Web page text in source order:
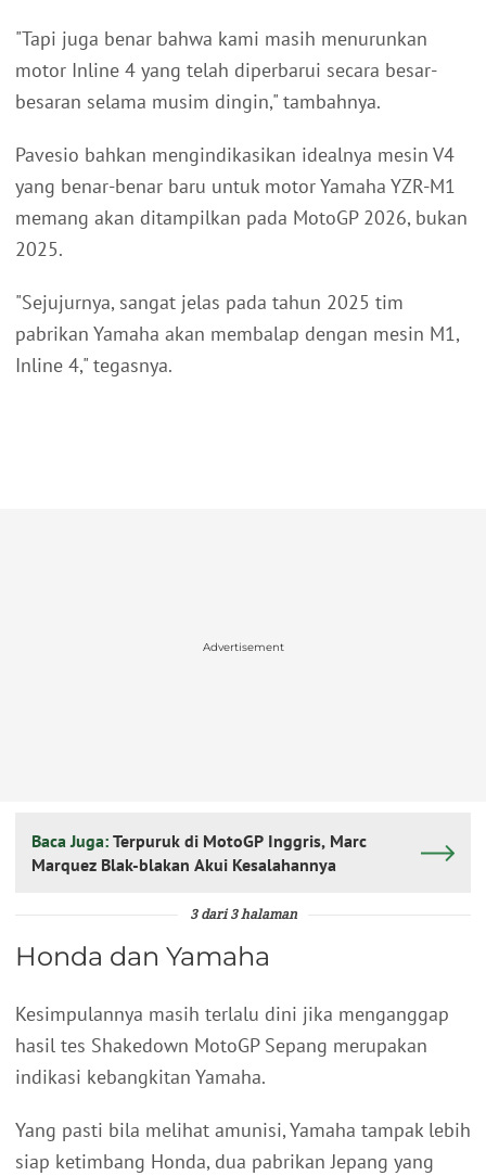
"Tapi juga benar bahwa kami masih menurunkan
motor Inline 4 yang telah diperbarui secara besar-
besaran selama musim dingin," tambahnya.
Pavesio bahkan mengindikasikan idealnya mesin V4
yang benar-benar baru untuk motor Yamaha YZR-M1
memang akan ditampilkan pada MotoGP 2026, bukan
2025.
"Sejujurnya, sangat jelas pada tahun 2025 tim
pabrikan Yamaha akan membalap dengan mesin M1,
Inline 4," tegasnya.
Advertisement
Baca Juga: Terpuruk di MotoGP Inggris, Marc
Marquez Blak-blakan Akui Kesalahannya
3 dari 3 halaman
Honda dan Yamaha
Kesimpulannya masih terlalu dini jika menganggap
hasil tes Shakedown MotoGP Sepang merupakan
indikasi kebangkitan Yamaha.
Yang pasti bila melihat amunisi, Yamaha tampak lebih
siap ketimbang Honda, dua pabrikan Jepang yang